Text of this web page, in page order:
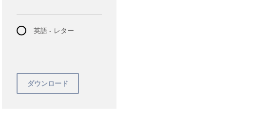
英語 - レター